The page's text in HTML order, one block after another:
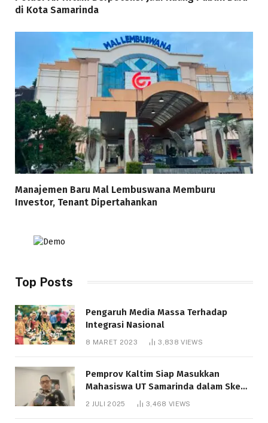
di Kota Samarinda
Manajemen Baru Mal Lembuswana Memburu
Investor, Tenant Dipertahankan
Top Posts
Pengaruh Media Massa Terhadap
Integrasi Nasional
8 MARET 2023 3,838VIEWS
Pemprov Kaltim Siap Masukkan
Mahasiswa UT Samarinda dalam Skema
Bantuan Pendidikan Gratispol
2 JULI 2025 3,468 VIEWS